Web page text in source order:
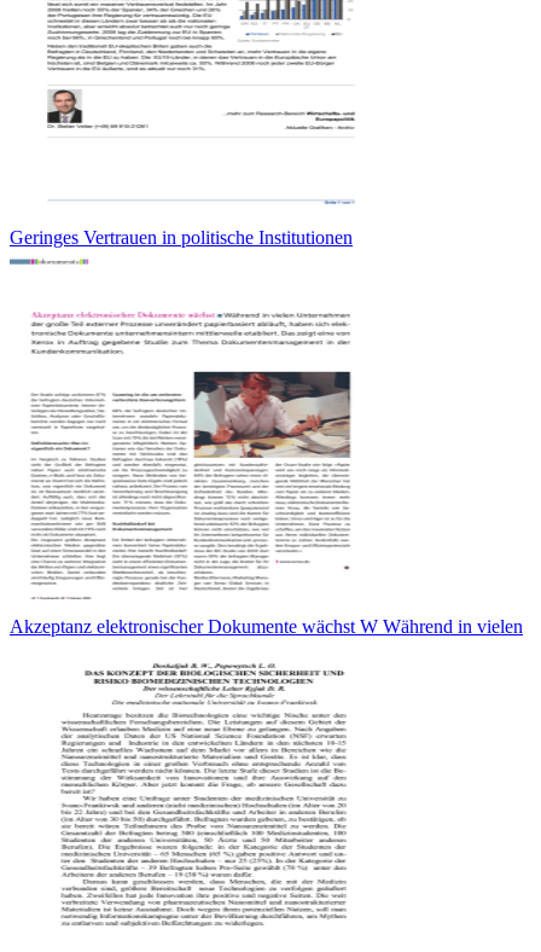
Geringes Vertrauen in politische Institutionen
Akzeptanz elektronischer Dokumente wächst W Während in vielen